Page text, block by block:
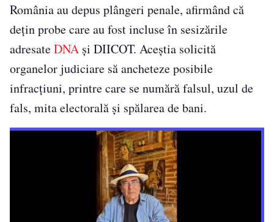
România au depus plângeri penale, afirmând că
dețin probe care au fost incluse în sesizările
adresateDNA și DIICOT. Aceștia solicită
organelor judiciare să ancheteze posibile
infracțiuni, printre care se numără falsul, uzul de
fals, mita electorală și spălarea de bani.